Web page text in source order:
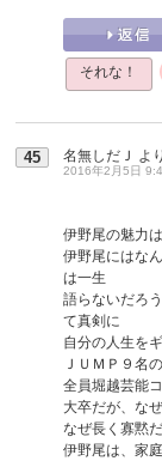
それな！
45 名無しだＪ より
2016年2月5日
伊野尾の魅力
伊野尾にはな
は一生
語らないだろ
て真剣に
自分の人生を
ＪＵＭＰ９名
全員堀越芸能
大卒だが、な
なぜ長く寡黙
伊野尾は、家